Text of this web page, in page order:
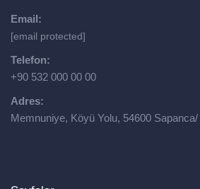
Email:
[email protected]
Telefon:
+90 532 000 00 00
Adres:
Memnuniye, Köyü Yolu, 54600